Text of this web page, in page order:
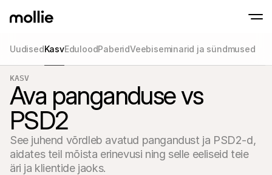
Maksa iPhone'i abil
Võta kontaktivabad maksed vastu otse
Uuri lähemalt
Veebimaksed
Aktsepteeri ja halda
Kassa
Paku konversioonile
kassaprotsessi
UudisedKasvEduloodPaberidVeebiseminarid ja sündmused
KASV
Ava panganduse vs
PSD2
See juhend võrdleb avatud pangandust ja PSD2-d,
aidates teil mõista erinevusi ning selle eeliseid teie
äri ja klientide jaoks.